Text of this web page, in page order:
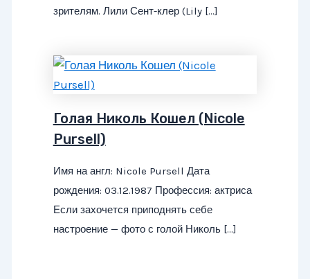
зрителям. Лили Сент-клер (Lily […]
Голая Николь Кошел (Nicole
Pursell)
Имя на англ: Nicole Pursell Дата
рождения: 03.12.1987 Профессия: актриса
Если захочется приподнять себе
настроение — фото с голой Николь […]